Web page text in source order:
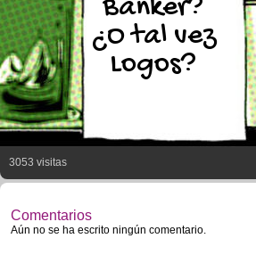
Banker?
¿O tal vez
Logos?
3053 visitas
Comentarios
Aún no se ha escrito ningún comentario.